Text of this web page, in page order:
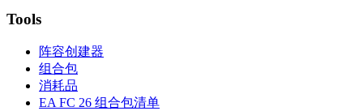
Tools
阵容创建器
组合包
消耗品
EA FC 26 组合包清单